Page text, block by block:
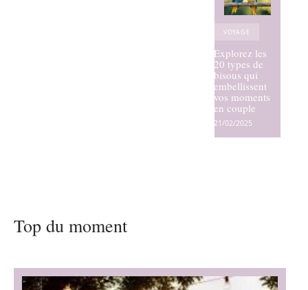
VOYAGE
Explorez les
20 types de
bisous qui
embellissent
vos moments
en couple
21/02/2025
Top du moment